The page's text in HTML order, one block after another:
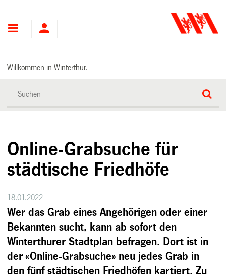
Hauptnavigation
Willkommen in Winterthur.
Online-Grabsuche für
städtische Friedhöfe
18.01.2022
Wer das Grab eines Angehörigen oder einer
Bekannten sucht, kann ab sofort den
Winterthurer Stadtplan befragen. Dort ist in
der «Online-Grabsuche» neu jedes Grab in
den fünf städtischen Friedhöfen kartiert. Zu